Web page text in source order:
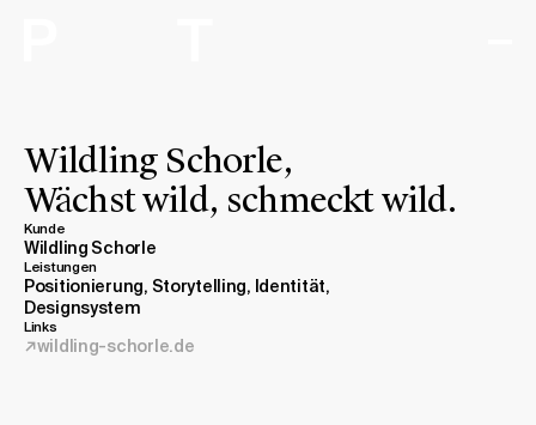
Arbeiten
Expertise
Studio
Journal
Wildling Schorle,
Wächst wild, schmeckt wild.
Kunde
Wildling Schorle
Leistungen
Positionierung, Storytelling, Identität,
Designsystem
Links
wildling-schorle.de